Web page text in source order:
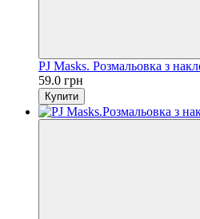
PJ Masks. Розмальовка з
59.0 грн
Купити